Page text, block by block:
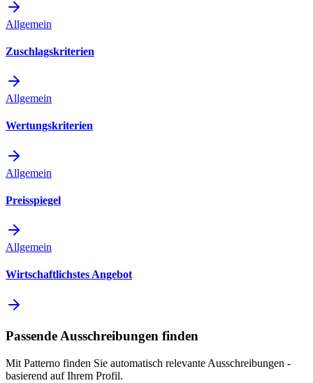
Allgemein
Zuschlagskriterien
Allgemein
Wertungskriterien
Allgemein
Preisspiegel
Allgemein
Wirtschaftlichstes Angebot
Passende Ausschreibungen finden
Mit Patterno finden Sie automatisch relevante Ausschreibungen -
basierend auf Ihrem Profil.